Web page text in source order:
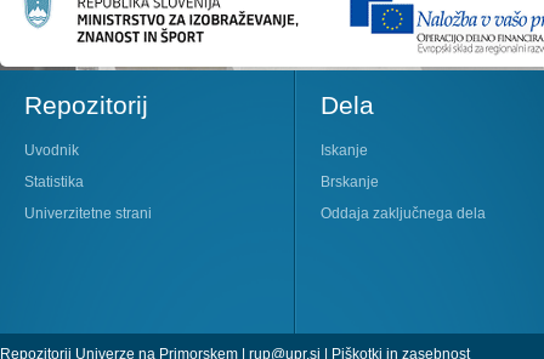
Repozitorij
Uvodnik
Statistika
Univerzitetne strani
Dela
Iskanje
Brskanje
Oddaja zaključnega dela
Repozitorij Univerze na Primorskem | rup@upr.si | Piškotki in zasebnost